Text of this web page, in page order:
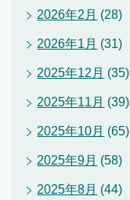
2026年2月 (28)
2026年1月 (31)
2025年12月 (35)
2025年11月 (39)
2025年10月 (65)
2025年9月 (58)
2025年8月 (44)